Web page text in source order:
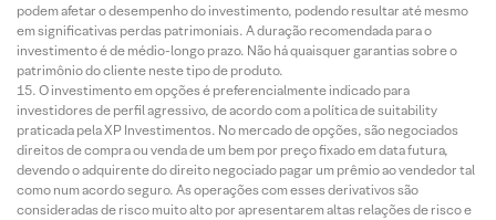
podem afetar o desempenho do investimento, podendo resultar até mesmo
em significativas perdas patrimoniais. A duração recomendada para o
investimento é de médio-longo prazo. Não há quaisquer garantias sobre o
patrimônio do cliente neste tipo de produto.
O investimento em opções é preferencialmente indicado para
investidores de perfil agressivo, de acordo com a política de suitability
praticada pela XP Investimentos. No mercado de opções, são negociados
direitos de compra ou venda de um bem por preço fixado em data futura,
devendo o adquirente do direito negociado pagar um prêmio ao vendedor tal
como num acordo seguro. As operações com esses derivativos são
consideradas de risco muito alto por apresentarem altas relações de risco e